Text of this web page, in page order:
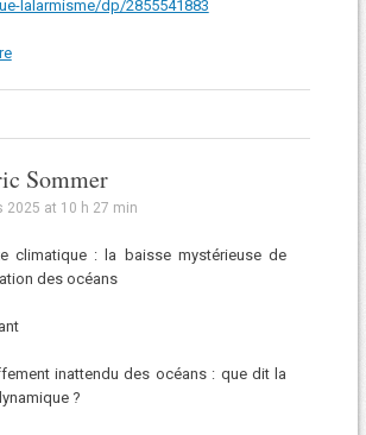
lalarmisme/dp/2855541883
Sommer
2025 at 10 h 27 min
climatique : la baisse mystérieuse de
des océans
inattendu des océans : que dit la
?